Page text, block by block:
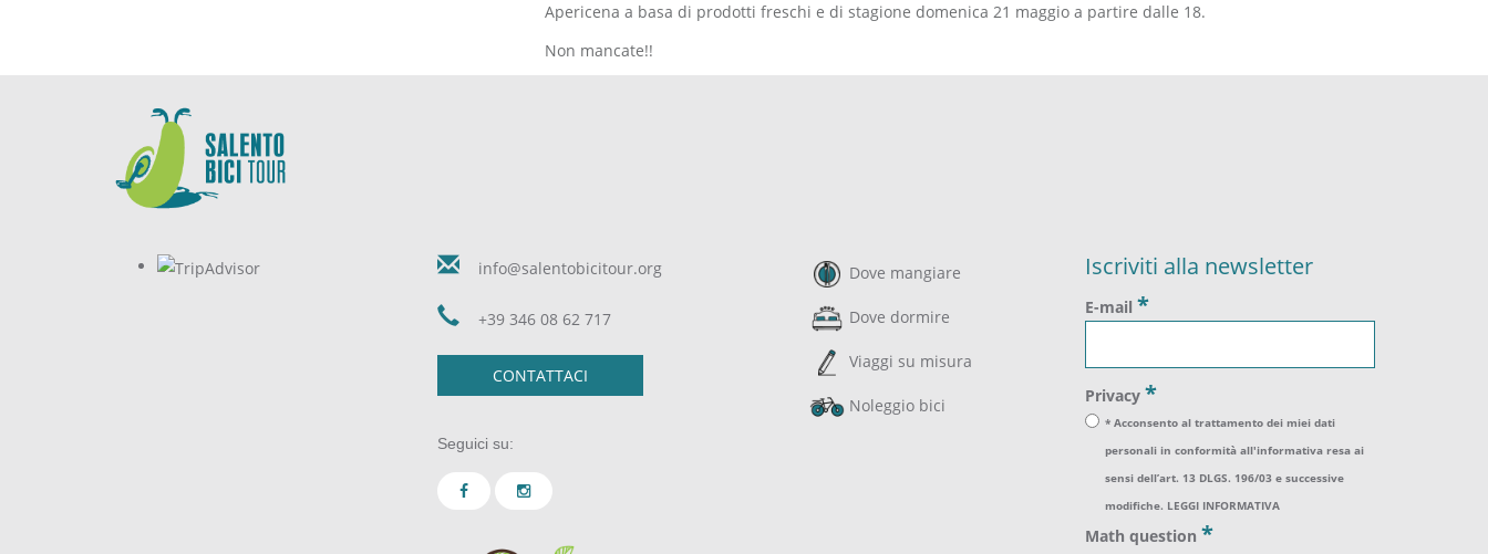
Apericena a basa di prodotti freschi e di stagione domenica 21 maggio a partire dalle 18.
Non mancate!!
info@salentobicitour.org
+39 346 08 62 717
CONTATTACI
Seguici su:
Dove mangiare
Dove dormire
Viaggi su misura
Noleggio bici
Iscriviti alla newsletter
E-mail *
Privacy *
* Acconsento al trattamento dei miei dati
personali in conformità all'informativa resa ai
sensi dell’art. 13 DLGS. 196/03 e successive
modifiche. LEGGI INFORMATIVA
Math question *